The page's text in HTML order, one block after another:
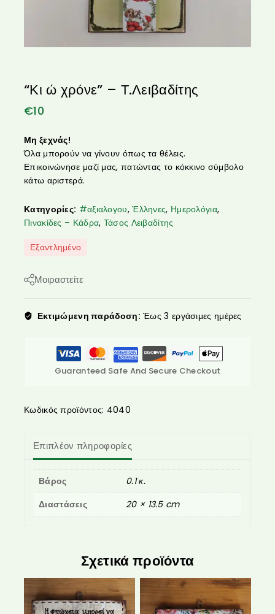
“Κι ώ χρόνε” – Τ.Λειβαδίτης
€10
Μη ξεχνάς!
Όλα μπορούν να γίνουν όπως τα θέλεις.
Επικοινώνησε μαζί μας, πατώντας το κόκκινο σύμβολο
κάτω αριστερά.
Κατηγορίες: #αξιαλογου,Έλληνες, Ημερολόγια,
Πινακίδες – Κάδρα, Τάσος Λειβαδίτης
Εξαντλημένο
Μοιραστείτε
Εκτιμώμενη παράδοση: Έως 3 εργάσιμες ημέρες
Guaranteed Safe And Secure Checkout
Κωδικός προϊόντος: 4040
Επιπλέον πληροφορίες
Βάρος
0.1 κ.
Διαστάσεις
20 × 13.5 cm
Σχετικά προϊόντα